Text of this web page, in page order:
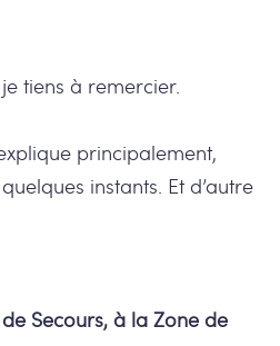
tiens à remercier.
principalement,
instants. Et d’autre
Secours, à la Zone de